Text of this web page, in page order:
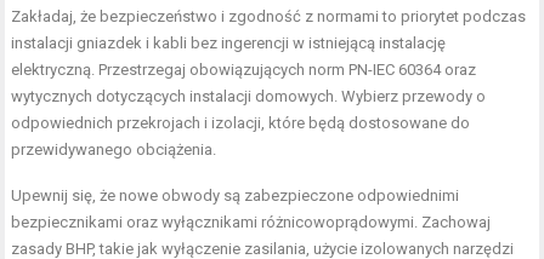
Zakładaj, że bezpieczeństwo i zgodność z normami to priorytet podczas
instalacji gniazdek i kabli bez ingerencji w istniejącą instalację
elektryczną. Przestrzegaj obowiązujących norm PN-IEC 60364 oraz
wytycznych dotyczących instalacji domowych. Wybierz przewody o
odpowiednich przekrojach i izolacji, które będą dostosowane do
przewidywanego obciążenia.
Upewnij się, że nowe obwody są zabezpieczone odpowiednimi
bezpiecznikami oraz wyłącznikami różnicowoprądowymi. Zachowaj
zasady BHP, takie jak wyłączenie zasilania, użycie izolowanych narzędzi